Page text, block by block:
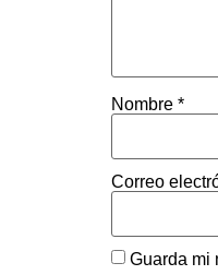
Nombre *
Correo
Guarda mi